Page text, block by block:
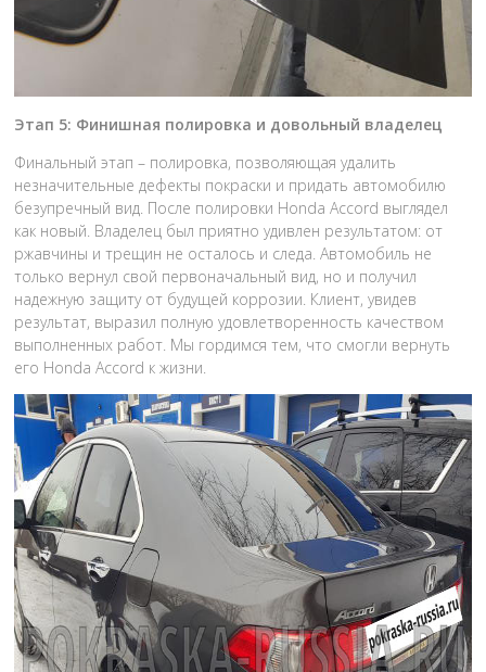
Этап 5: Финишная полировка и довольный владелец
Финальный этап – полировка, позволяющая удалить
незначительные дефекты покраски и придать автомобилю
безупречный вид. После полировки Honda Accord выглядел
как новый. Владелец был приятно удивлен результатом: от
ржавчины и трещин не осталось и следа. Автомобиль не
только вернул свой первоначальный вид, но и получил
надежную защиту от будущей коррозии. Клиент, увидев
результат, выразил полную удовлетворенность качеством
выполненных работ. Мы гордимся тем, что смогли вернуть
его Honda Accord к жизни.